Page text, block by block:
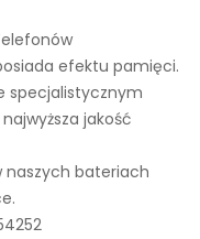
efektu pamięci.
specjalistycznym
jakość
naszych bateriach